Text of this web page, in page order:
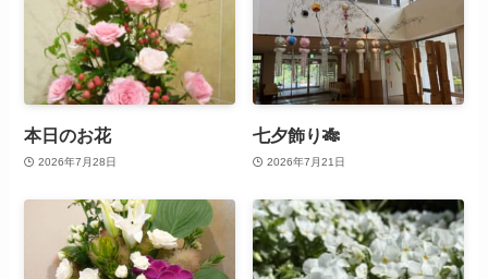
本日のお花
2026年7月28日
七夕飾り🎋
2026年7月21日